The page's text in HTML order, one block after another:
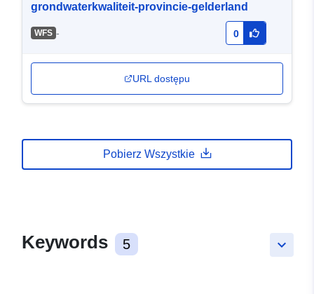
grondwaterkwaliteit-provincie-gelderland
WFS - 0
URL dostępu
Pobierz Wszystkie
keyboard_arrow_down
Keywords 5